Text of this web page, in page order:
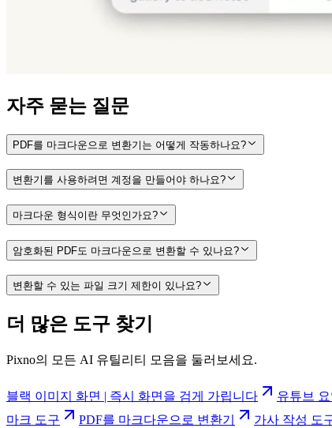
자주 묻는 질문
PDF를 마크다운으로 변환기는 어떻게 작동하나요?
변환기를 사용하려면 계정을 만들어야 하나요?
마크다운 형식이란 무엇인가요?
암호화된 PDF도 마크다운으로 변환할 수 있나요?
변환할 수 있는 파일 크기 제한이 있나요?
더 많은 도구 찾기
Pixno의 모든 AI 유틸리티 모음을 둘러보세요.
블랙 이미지 화면 | 즉시 화면을 검게 가립니다 유튜브
마크 도구
PDF를 마크다운으로 변환기 가사 작성 도